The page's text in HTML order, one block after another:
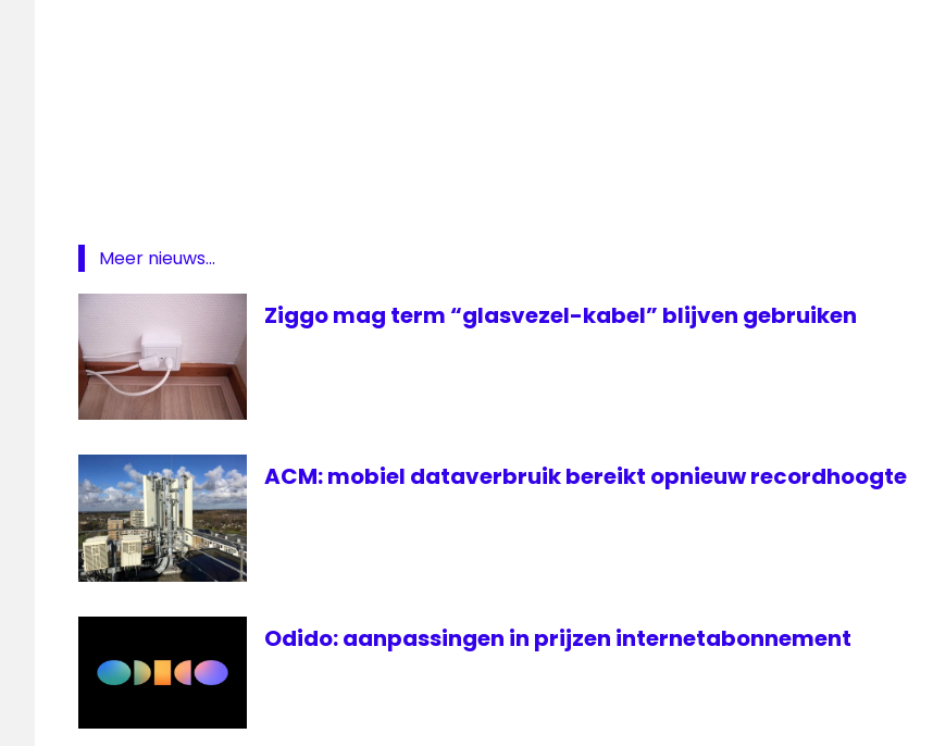
Meer nieuws...
Ziggo mag term “glasvezel-kabel” blijven gebruiken
ACM: mobiel dataverbruik bereikt opnieuw recordhoogte
Odido: aanpassingen in prijzen internetabonnement